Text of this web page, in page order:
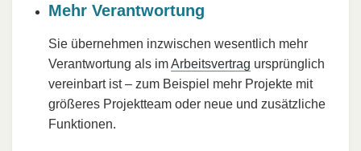
Mehr Verantwortung
Sie übernehmen inzwischen wesentlich mehr
Verantwortung als imArbeitsvertrag ursprünglich
vereinbart ist – zum Beispiel mehr Projekte mit
größeres Projektteam oder neue und zusätzliche
Funktionen.